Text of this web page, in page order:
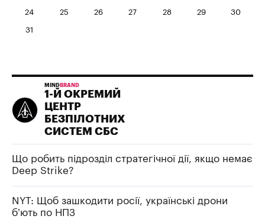
24 25 26 27 28 29 30
31
MIND BRAND
1-Й ОКРЕМИЙ
ЦЕНТР
БЕЗПІЛОТНИХ
СИСТЕМ СБС
Що робить підрозділ стратегічної дії, якщо немає
Deep Strike?
NYT: Щоб зашкодити росії, українські дрони
б’ють по НПЗ